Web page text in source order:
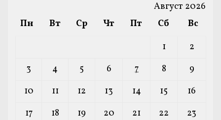
Август 2026
Пн
Вт Ср Чт Пт Сб
Вс
1
2
3
4 5 6 7 8
9
10
11 12 13 14 15
16
17
18 19 20 21 22
23